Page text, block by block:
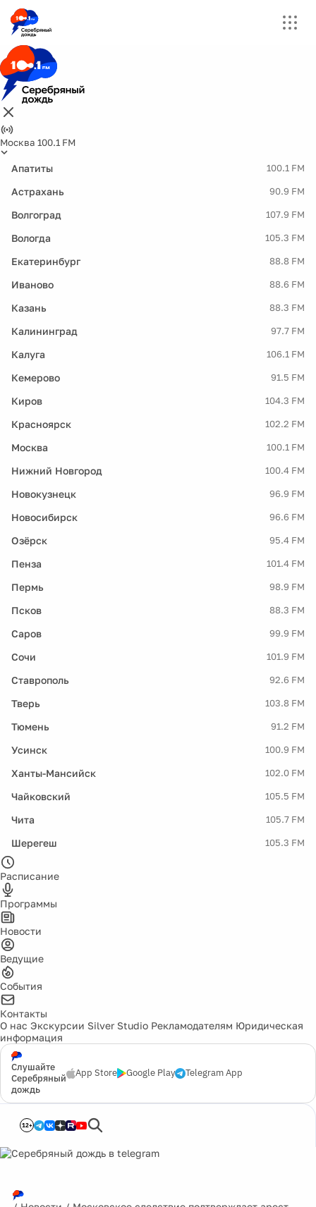
Москва 100.1 FM
Апатиты 100.1 FM
Астрахань 90.9 FM
Волгоград 107.9 FM
Вологда 105.3 FM
Екатеринбург 88.8 FM
Иваново 88.6 FM
Казань 88.3 FM
Калининград 97.7 FM
Калуга 106.1 FM
Кемерово 91.5 FM
Киров 104.3 FM
Красноярск 102.2 FM
Москва 100.1 FM
Нижний Новгород 100.4 FM
Новокузнецк 96.9 FM
Новосибирск 96.6 FM
Озёрск 95.4 FM
Пенза 101.4 FM
Пермь 98.9 FM
Псков 88.3 FM
Саров 99.9 FM
Сочи 101.9 FM
Ставрополь 92.6 FM
Тверь 103.8 FM
Тюмень 91.2 FM
Усинск 100.9 FM
Ханты-Мансийск 102.0 FM
Чайковский 105.5 FM
Чита 105.7 FM
Шерегеш 105.3 FM
Расписание
Программы
Новости
Ведущие
События
Контакты
О нас Экскурсии Silver Studio Рекламодателям Юридическая
информация
Слушайте
Серебряный
дождь
App Store Google Play Telegram App
12+